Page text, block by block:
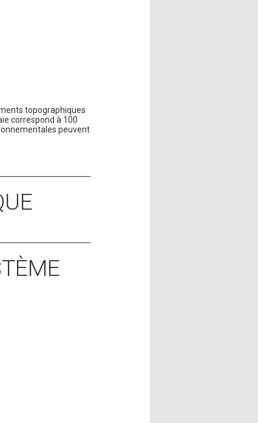
topographiques
correspond à 100
peuvent